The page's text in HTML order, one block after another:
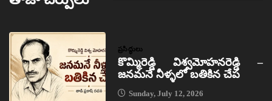
ప్రసిద్ధులు
కొమ్మిరెడ్డి విశ్వమోహనరెడ్డి –
జనమనే నీళ్ళలో బతికిన చేప
Sunday, July 12, 2026